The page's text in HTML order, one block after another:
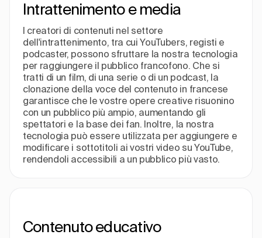
Intrattenimento e media
I creatori di contenuti nel settore
dell'intrattenimento, tra cui YouTubers, registi e
podcaster, possono sfruttare la nostra tecnologia
per raggiungere il pubblico francofono. Che si
tratti di un film, di una serie o di un podcast, la
clonazione della voce del contenuto in francese
garantisce che le vostre opere creative risuonino
con un pubblico più ampio, aumentando gli
spettatori e la base dei fan. Inoltre, la nostra
tecnologia può essere utilizzata per aggiungere e
modificare i sottotitoli ai vostri video su YouTube,
rendendoli accessibili a un pubblico più vasto.
Contenuto educativo